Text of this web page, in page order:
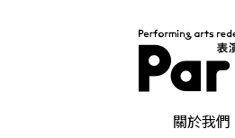
關於我們